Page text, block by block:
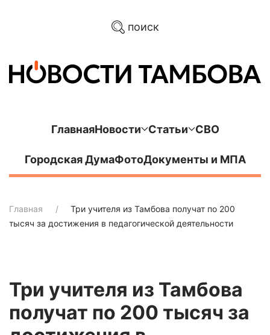
поиск
ГлавнаяНовости Статьи СВО
Городская ДумаФотоДокументы и МПА
Главная
Три учителя из Тамбова получат по 200
тысяч за достижения в педагогической деятельности
Три учителя из Тамбова
получат по 200 тысяч за